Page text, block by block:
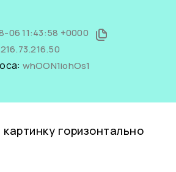
06 11:43:58 +0000
216.73.216.50
whOON1iohOs1
горизонтально